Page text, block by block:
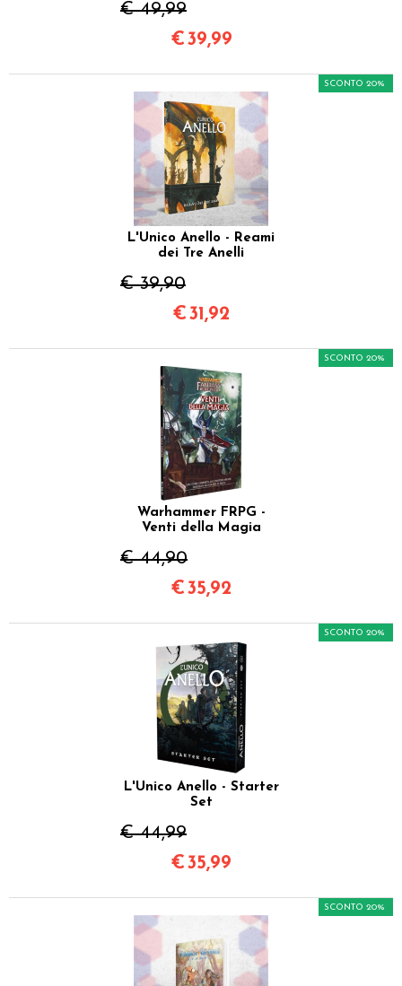
€ 49,99
€39,99
L'Unico Anello - Reami
dei Tre Anelli
€ 39,90
SCONTO 20%
€31,92
Warhammer FRPG -
Venti della Magia
€ 44,90
SCONTO 20%
€35,92
L'Unico Anello - Starter
Set
€ 44,99
SCONTO 20%
€35,99
SCONTO 20%